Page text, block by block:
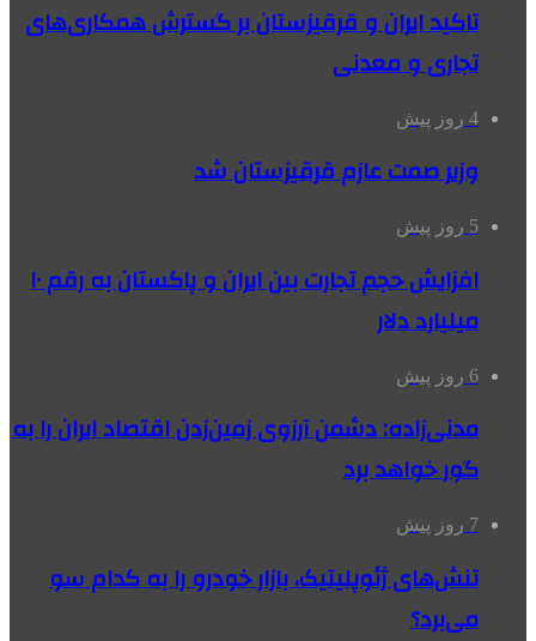
تاکید ایران و قرقیزستان بر گسترش همکاری‌های
تجاری و معدنی
4 روز پیش
وزیر صمت عازم قرقیزستان شد
5 روز پیش
افزایش حجم تجارت بین ایران و پاکستان به رقم ۱۰
میلیارد دلار
6 روز پیش
مدنی‌زاده: دشمن آرزوی زمین‌زدن اقتصاد ایران را به
گور خواهد برد
7 روز پیش
تنش‌های ژئوپلیتیک، بازار خودرو را به کدام سو
می‌برد؟